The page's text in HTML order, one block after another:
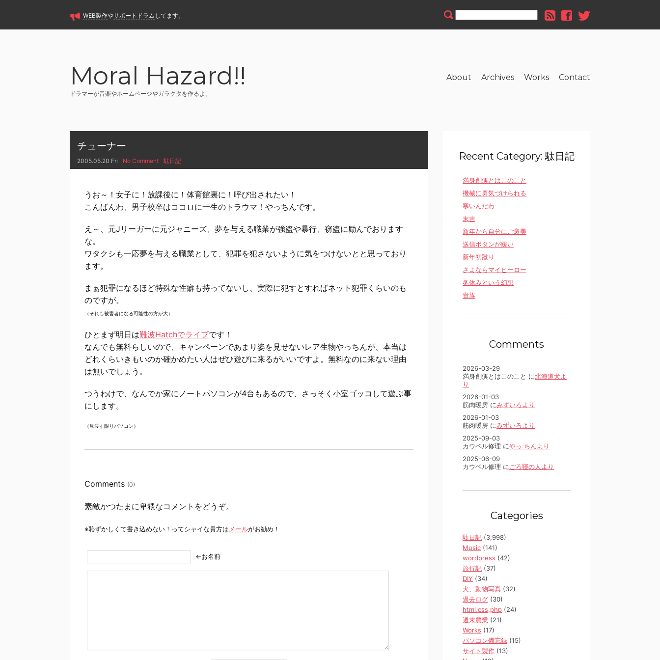
WEB製作やサポートドラム してます。
Moral Hazard!!
ドラマーが音楽やホームページやガラクタを作るよ。
About Archives Works Contact
チューナー
2005.05.20 Fri No Comment 駄日記
うお～！女子に！放課後に！体育館裏に！呼び出されたい！
こんばんわ、男子校卒はココロに一生のトラウマ！やっちんです。
え～、元Jリーガーに元ジャニーズ、夢を与える職業が強盗や暴行、窃盗に励んでおります
な。
ワタクシも一応夢を与える職業として、犯罪を犯さないように気をつけないとと思っており
ます。
まぁ犯罪になるほど特殊な性癖も持ってないし、実際に犯すとすればネット犯罪くらいのも
のですが。
（それも被害者になる可能性の方が大）
ひとまず明日は難波Hatchでライブです！
なんでも無料らしいので、キャンペーンであまり姿を見せないレア生物やっちんが、本当は
どれくらいきもいのか確かめたい人はぜひ遊びに来るがいいですよ。無料なのに来ない理由
は無いでしょう。
つうわけで、なんでか家にノートパソコンが4台もあるので、さっそく小室ゴッコして遊ぶ事
にします。
（見渡す限りパソコン）
Comments (0)
素敵かつたまに卑猥なコメントをどうぞ。
※恥ずかしくて書き込めない！ってシャイな貴方は メールがお勧め！
←お名前
Recent Category: 駄日記
満身創痍とはこのこと
機械に勇気づけられる
寒いんだわ
末吉
新年から自分にご褒美
送信ボタンが緩い
新年初蹴り
さよならマイヒーロー
冬休みという幻想
貴族
Comments
2026-03-29
満身創痍とはこのこと に北海道犬よ
り
2026-01-03
筋肉暖房 にみずいろより
2026-01-03
筋肉暖房 にみずいろより
2025-09-03
カウベル修理 にやっ ちんより
2025-06-09
カウベル修理 に ごろ寝の人より
Categories
駄日記 (3,998)
Music (141)
wordpress (42)
旅行記 (37)
DIY (34)
犬、動物写真 (32)
過去ログ (30)
html,css,php (24)
週末農業 (21)
Works (17)
パソコン備忘録 (15)
サイト製作 (13)